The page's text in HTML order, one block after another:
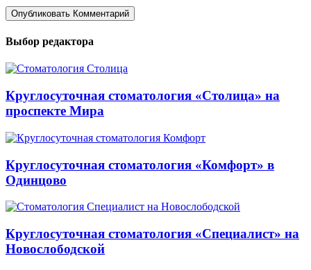
Выбор редактора
Круглосуточная стоматология «Столица» на
проспекте Мира
Круглосуточная стоматология «Комфорт» в
Одинцово
Круглосуточная стоматология «Специалист» на
Новослободской